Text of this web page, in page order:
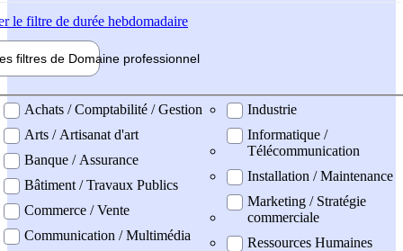
le filtre de durée hebdomadaire
filtres de Domaine professionnel
professionel
Achats / Comptabilité / Gestion
Arts / Artisanat d'art
Banque / Assurance
Bâtiment / Travaux Publics
Commerce / Vente
Communication / Multimédia
Industrie
Informatique /
Télécommunication
Installation / Maintenance
Marketing / Stratégie
commerciale
Ressources Humaines